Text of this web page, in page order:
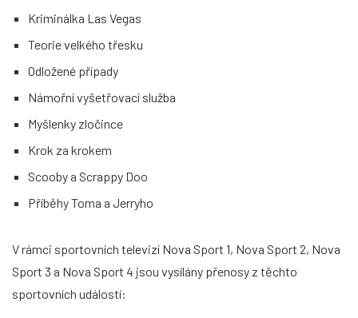
Kriminálka Las Vegas
Teorie velkého třesku
Odložené případy
Námořní vyšetřovací služba
Myšlenky zločince
Krok za krokem
Scooby a Scrappy Doo
Příběhy Toma a Jerryho
V rámci sportovních televizí Nova Sport 1, Nova Sport 2, Nova
Sport 3 a Nova Sport 4 jsou vysílány přenosy z těchto
sportovních událostí: